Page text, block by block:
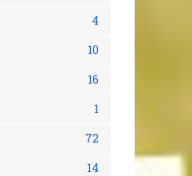
4
10
16
1
72
14